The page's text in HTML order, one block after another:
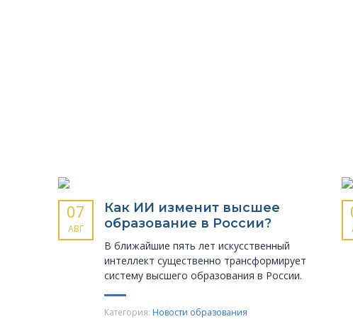
07
АВГ
Как ИИ изменит высшее
образование в России?
В ближайшие пять лет искусственный
интеллект существенно трансформирует
систему высшего образования в России.
Категория: Новости образования